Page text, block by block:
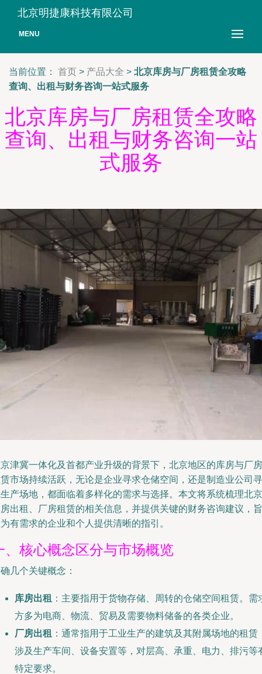
北京明捷康科技有限公司
MENU
当前位置： 首页 > 产品大全 > 北京库房与厂房租赁全攻略
查询、出租与财务咨询一站式服务
北京库房与厂房租赁全攻略
查询、出租与财务咨询一站
式服务
津冀一体化及首都产业升级的背景下，北京地区的库房与厂房
市场持续活跃，无论是企业寻求仓储空间，还是制造业公司寻
产场地，都面临着多样化的需求与选择。本文将系统梳理北京
出租、厂房租赁的相关信息，并提供关键的财务咨询建议，旨
有需求的企业和个人提供清晰的指引。
、核心概念区分与市场概览
几个关键概念：
库房出租 ：主要指用于货物存储、周转的仓储空间租赁。需
方多为电商、物流、贸易及需要物料储备的各类企业。
厂房出租 ：通常指用于工业生产的建筑及其附属场地的租赁
涉及生产车间、设备安置等，对层高、承重、电力、排污等
特定要求。